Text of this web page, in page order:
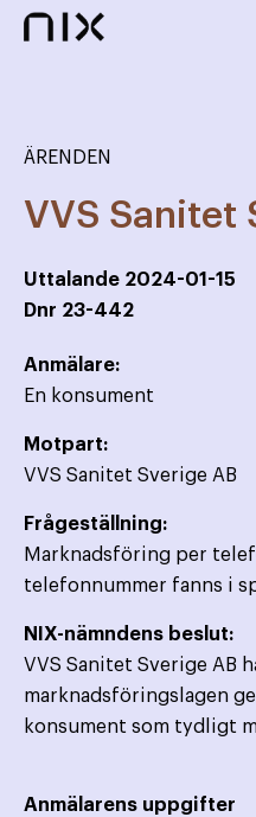
ÄRENDEN
VVS Sanitet
Uttalande 2024-01-15
Dnr 23-442
Anmälare:
En konsument
Motpart:
VVS Sanitet Sverige AB
Frågeställning:
Marknadsföring per
telefonnummer fanns i
NIX-nämndens beslut:
VVS Sanitet Sverige AB
marknadsföringslagen
konsument som tydligt
Anmälarens uppgifter